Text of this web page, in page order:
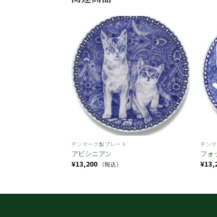
お気
に入
り
デンマーク製プレート
アビシニアン
¥13,200 （税込）
デン
フ
¥